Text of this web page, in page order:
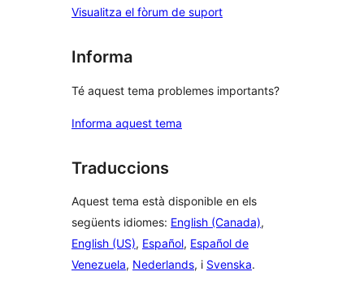
Visualitza el fòrum de suport
Informa
Té aquest tema problemes importants?
Informa aquest tema
Traduccions
Aquest tema està disponible en els
següents idiomes: English (Canada),
English (US), Español, Español de
Venezuela, Nederlands, i Svenska.